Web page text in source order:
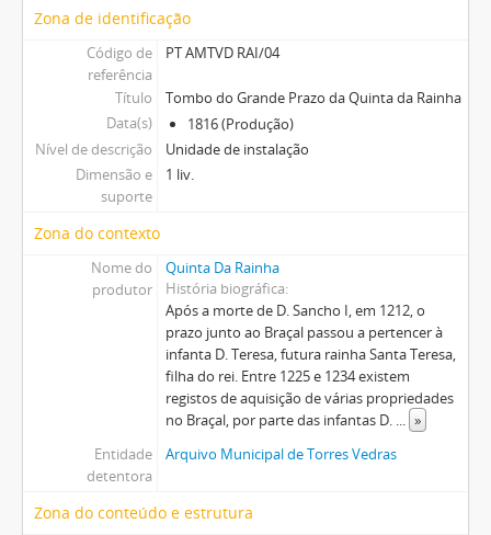
Zona de identificação
Código de
referência
PT AMTVD RAI/04
Título
Tombo do Grande Prazo da Quinta da Rainha
Data(s)
1816 (Produção)
Nível de descrição
Unidade de instalação
Dimensão e
suporte
1 liv.
Zona do contexto
Nome do
produtor
Quinta Da Rainha
História biográfica
Após a morte de D. Sancho I, em 1212, o
prazo junto ao Braçal passou a pertencer à
infanta D. Teresa, futura rainha Santa Teresa,
filha do rei. Entre 1225 e 1234 existem
registos de aquisição de várias propriedades
no Braçal, por parte das infantas D.
»
Entidade
detentora
Arquivo Municipal de Torres Vedras
Zona do conteúdo e estrutura